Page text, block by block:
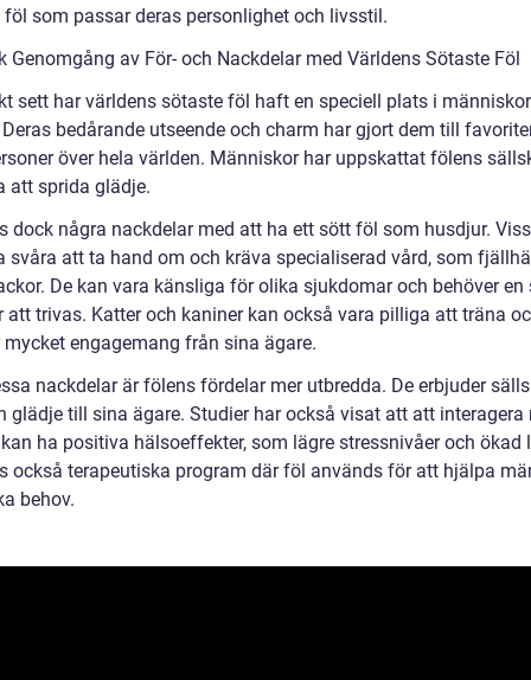
som passar deras personlighet och livsstil.
Genomgång av För- och Nackdelar med Världens Sötaste Föl
sett har världens sötaste föl haft en speciell plats i
bedårande utseende och charm har gjort dem till
över hela världen. Människor har uppskattat fölens
att sprida glädje.
dock några nackdelar med att ha ett sött föl som husdjur.
svåra att ta hand om och kräva specialiserad vård, som
De kan vara känsliga för olika sjukdomar och behöver en
att trivas. Katter och kaniner kan också vara pilliga att träna
mycket engagemang från sina ägare.
nackdelar är fölens fördelar mer utbredda. De erbjuder
glädje till sina ägare. Studier har också visat att att interagera
ha positiva hälsoeffekter, som lägre stressnivåer och ökad
också terapeutiska program där föl används för att hjälpa
behov.